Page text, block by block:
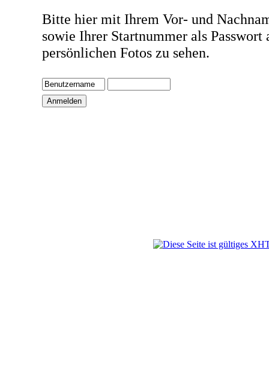
Bitte hier mit Ihrem Vor- und
sowie Ihrer Startnummer als Passwort
persönlichen Fotos zu sehen.